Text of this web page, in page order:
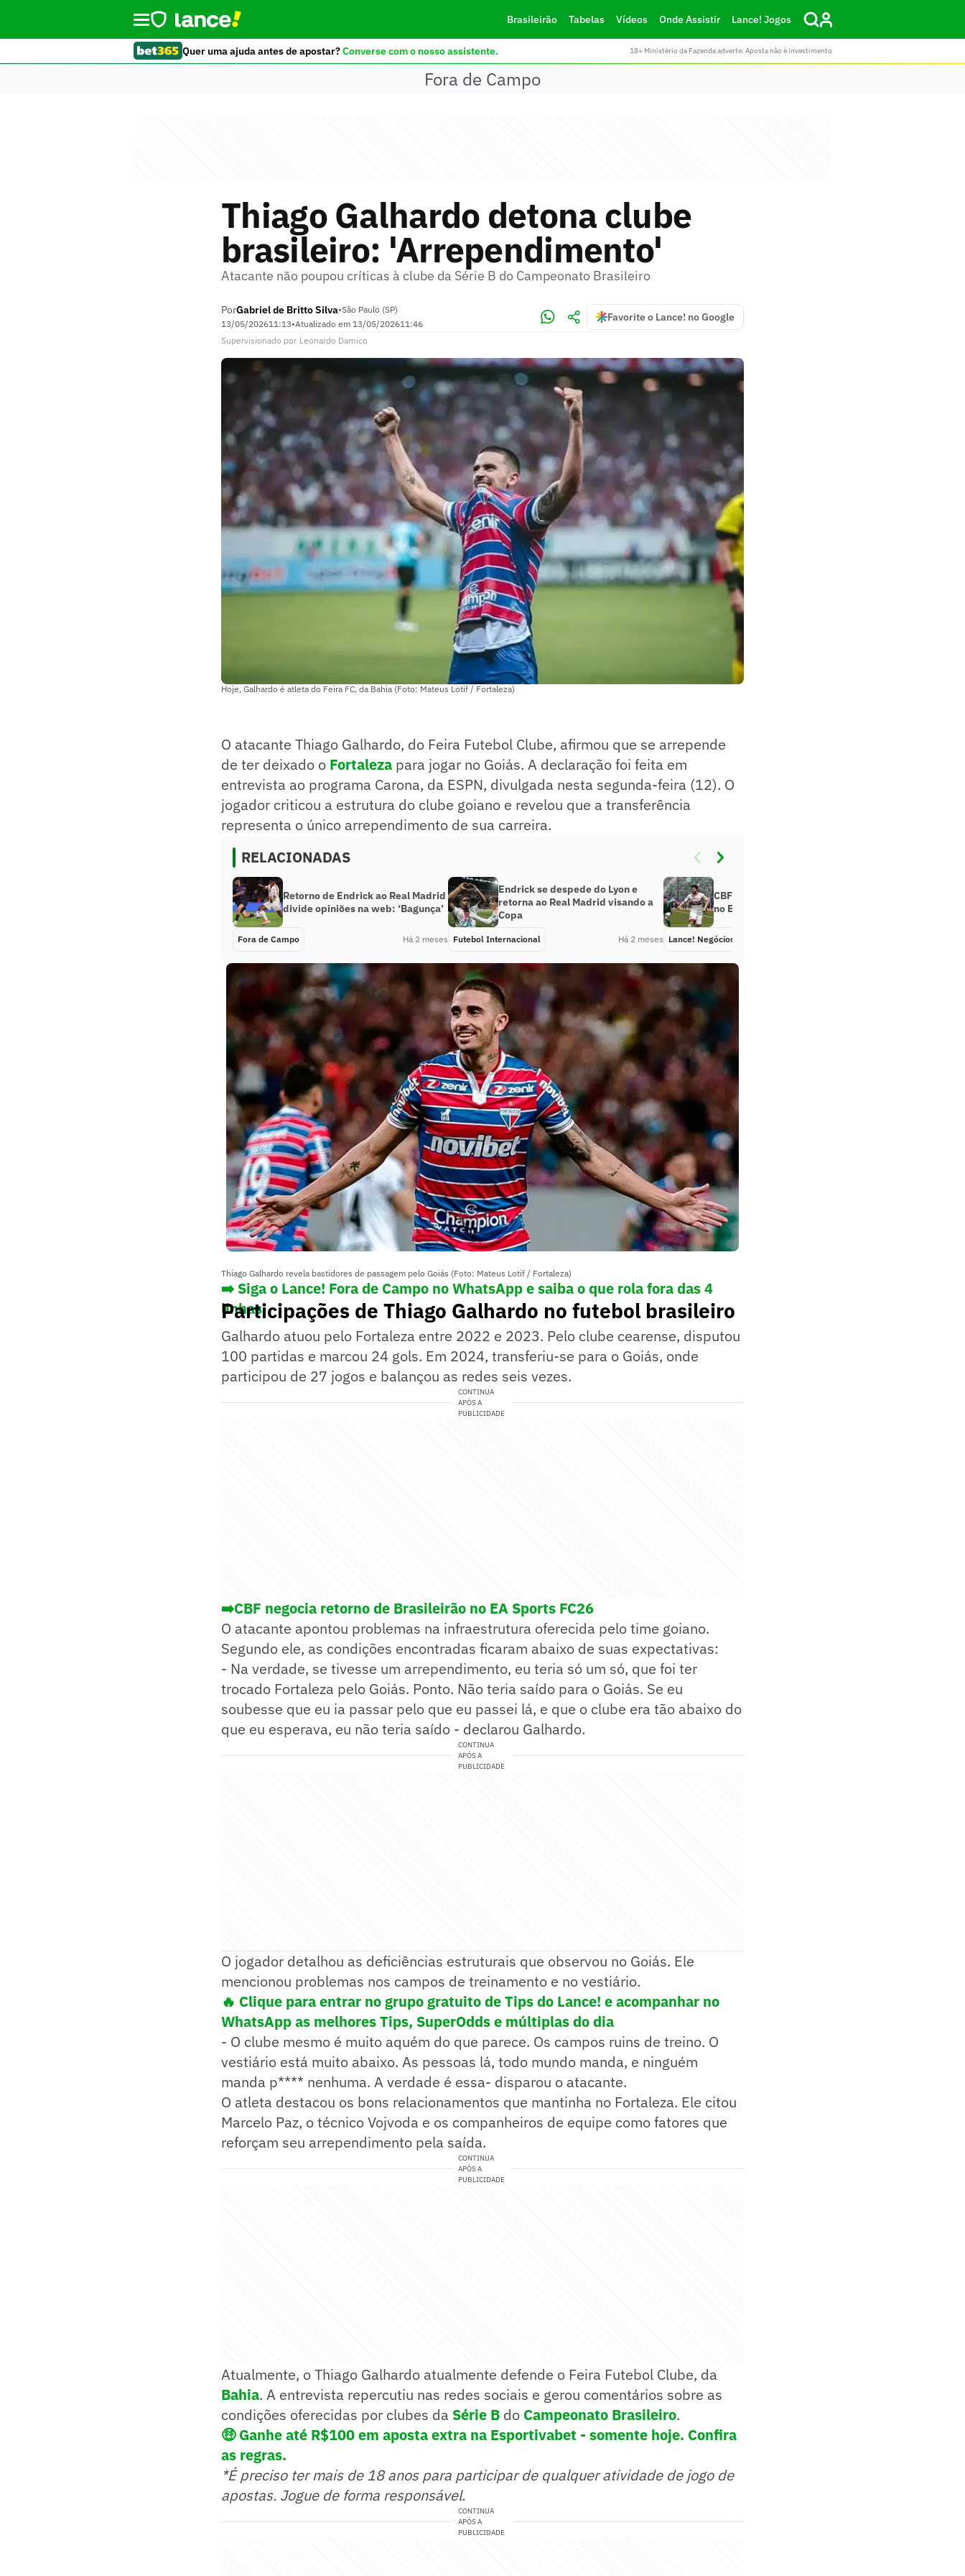
Brasileirão Tabelas Vídeos Onde Assistir Lance! Jogos
Quer uma ajuda antes de apostar?Converse com o nosso assistente. 18+ Ministério da Fazenda adverte: Aposta não é investimento
Fora de Campo
Thiago Galhardo detona clube
brasileiro: 'Arrependimento'
Atacante não poupou críticas à clube da Série B do Campeonato Brasileiro
PorGabriel de Britto Silva•São Paulo (SP)
13/05/202611:13•Atualizado em 13/05/202611:46
Favorite o Lance! no Google
Supervisionado por Leonardo Damico
Hoje, Galhardo é atleta do Feira FC, da Bahia (Foto: Mateus Lotif / Fortaleza)
O atacante Thiago Galhardo, do Feira Futebol Clube, afirmou que se arrepende
de ter deixado o Fortaleza para jogar no Goiás. A declaração foi feita em
entrevista ao programa Carona, da ESPN, divulgada nesta segunda-feira (12). O
jogador criticou a estrutura do clube goiano e revelou que a transferência
representa o único arrependimento de sua carreira.
RELACIONADAS
Retorno de Endrick ao Real Madrid
divide opiniões na web: ‘Bagunça’
Fora de Campo Há 2 meses
Endrick se despede do Lyon e
retorna ao Real Madrid visando a
Copa
Futebol Internacional Há 2 meses
CBF negocia retorno de Brasileirão
no EA Sports FC26
Lance! Negócios
Thiago Galhardo revela bastidores de passagem pelo Goiás (Foto: Mateus Lotif / Fortaleza)
➡️ Siga o Lance! Fora de Campo no WhatsApp e saiba o que rola fora das 4
linhas
Participações de Thiago Galhardo no futebol brasileiro
Galhardo atuou pelo Fortaleza entre 2022 e 2023. Pelo clube cearense, disputou
100 partidas e marcou 24 gols. Em 2024, transferiu-se para o Goiás, onde
participou de 27 jogos e balançou as redes seis vezes.
CONTINUA
APÓS A
PUBLICIDADE
➡️CBF negocia retorno de Brasileirão no EA Sports FC26
O atacante apontou problemas na infraestrutura oferecida pelo time goiano.
Segundo ele, as condições encontradas ficaram abaixo de suas expectativas:
- Na verdade, se tivesse um arrependimento, eu teria só um só, que foi ter
trocado Fortaleza pelo Goiás. Ponto. Não teria saído para o Goiás. Se eu
soubesse que eu ia passar pelo que eu passei lá, e que o clube era tão abaixo do
que eu esperava, eu não teria saído - declarou Galhardo.
CONTINUA
APÓS A
PUBLICIDADE
O jogador detalhou as deficiências estruturais que observou no Goiás. Ele
mencionou problemas nos campos de treinamento e no vestiário.
🔥 Clique para entrar no grupo gratuito de Tips do Lance! e acompanhar no
WhatsApp as melhores Tips, SuperOdds e múltiplas do dia
- O clube mesmo é muito aquém do que parece. Os campos ruins de treino. O
vestiário está muito abaixo. As pessoas lá, todo mundo manda, e ninguém
manda p**** nenhuma. A verdade é essa- disparou o atacante.
O atleta destacou os bons relacionamentos que mantinha no Fortaleza. Ele citou
Marcelo Paz, o técnico Vojvoda e os companheiros de equipe como fatores que
reforçam seu arrependimento pela saída.
CONTINUA
APÓS A
PUBLICIDADE
Atualmente, o Thiago Galhardo atualmente defende o Feira Futebol Clube, da
Bahia. A entrevista repercutiu nas redes sociais e gerou comentários sobre as
condições oferecidas por clubes da Série B do Campeonato Brasileiro.
🤑 Ganhe até R$100 em aposta extra na Esportivabet - somente hoje. Confira
as regras.
*É preciso ter mais de 18 anos para participar de qualquer atividade de jogo de
apostas. Jogue de forma responsável.
CONTINUA
APÓS A
PUBLICIDADE